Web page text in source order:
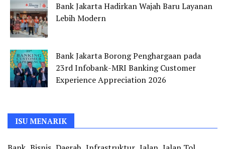
Bank Jakarta Hadirkan Wajah Baru Layanan
Lebih Modern
Bank Jakarta Borong Penghargaan pada
23rd Infobank-MRI Banking Customer
Experience Appreciation 2026
ISU MENARIK